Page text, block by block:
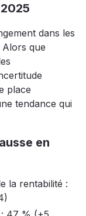
dans les
que
place
tendance qui
en
la rentabilité :